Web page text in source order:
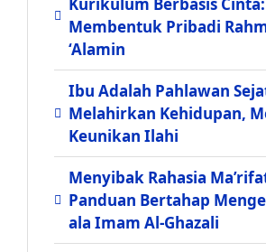
Membentuk Pribadi
‘Alamin
Ibu Adalah Pahlawan
Melahirkan Kehidupan,
Keunikan Ilahi
Menyibak Rahasia
Panduan Bertahap
ala Imam Al-Ghazali